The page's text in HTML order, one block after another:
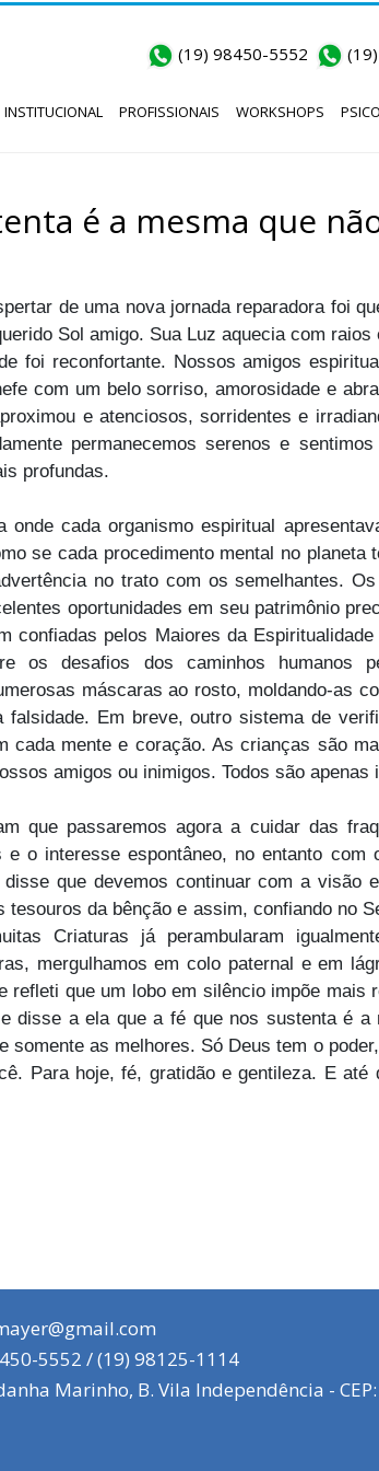
(19) 98450-5552
INSTITUCIONAL PROFISSIONAIS WORKSHOPS
é a mesma que
de uma nova jornada reparadora foi
Sol amigo. Sua Luz aquecia com
foi reconfortante. Nossos amigos
com um belo sorriso, amorosidade e
e atenciosos, sorridentes e
permanecemos serenos e
profundas.
onde cada organismo espiritual
se cada procedimento mental no
no trato com os semelhantes.
oportunidades em seu patrimônio
confiadas pelos Maiores da
os desafios dos caminhos humanos
máscaras ao rosto, moldando-as
Em breve, outro sistema de
cada mente e coração. As crianças são
amigos ou inimigos. Todos são
que passaremos agora a cuidar das
o interesse espontâneo, no entanto
que devemos continuar com a visão
da bênção e assim, confiando no
Criaturas já perambularam
mergulhamos em colo paternal e em
que um lobo em silêncio impõe mais
disse a ela que a fé que nos sustenta é
somente as melhores. Só Deus tem o
Para hoje, fé, gratidão e gentileza. E até
5552 / (19) 98125-1114
Marinho, B. Vila Independência -